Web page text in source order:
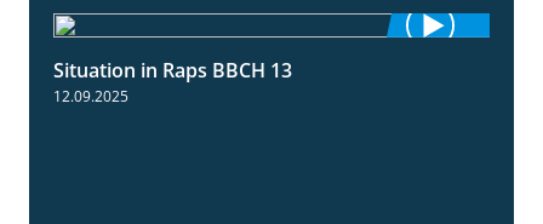
Situation in Raps BBCH 13
12.09.2025